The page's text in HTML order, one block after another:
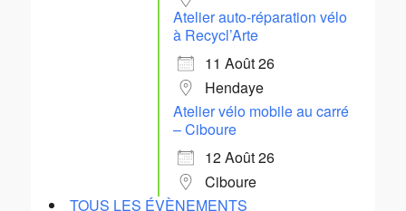
Atelier auto-réparation vélo
à Recycl’Arte
11 Août 26
Hendaye
Atelier vélo mobile au carré
– Ciboure
12 Août 26
Ciboure
TOUS LES ÉVÈNEMENTS